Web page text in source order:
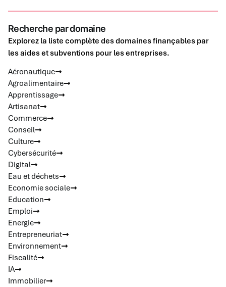
Recherche par domaine
Explorez la liste complète des domaines finançables par
les aides et subventions pour les entreprises.
Aéronautique
Agroalimentaire
Apprentissage
Artisanat
Commerce
Conseil
Culture
Cybersécurité
Digital
Eau et déchets
Economie sociale
Education
Emploi
Energie
Entrepreneuriat
Environnement
Fiscalité
IA
Immobilier